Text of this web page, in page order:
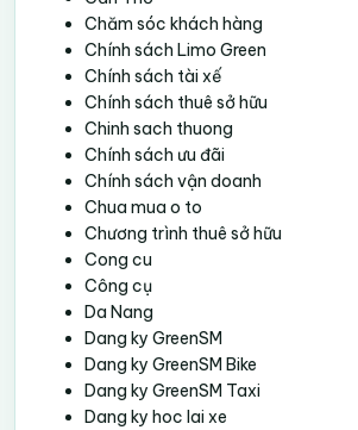
Chăm sóc khách hàng
Chính sách Limo Green
Chính sách tài xế
Chính sách thuê sở hữu
Chinh sach thuong
Chính sách ưu đãi
Chính sách vận doanh
Chua mua o to
Chương trình thuê sở hữu
Cong cu
Công cụ
Da Nang
Dang ky GreenSM
Dang ky GreenSM Bike
Dang ky GreenSM Taxi
Dang ky hoc lai xe